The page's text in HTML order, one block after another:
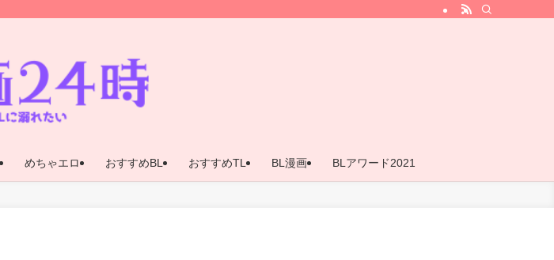
めちゃエロ おすすめBL おすすめTL BL漫画 BLアワード2021